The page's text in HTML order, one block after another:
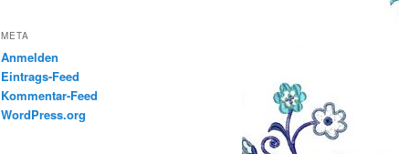
META
Anmelden
Eintrags-Feed
Kommentar-Feed
WordPress.org